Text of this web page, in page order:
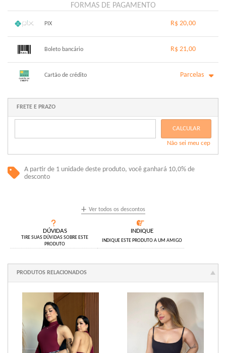
DÚVIDAS
TIRE SUAS DÚVIDAS SOBRE ESTE
PRODUTO
INDIQUE
INDIQUE ESTE PRODUTO A UM AMIGO
A partir de 1 unidade deste produto, você ganhará 10,0% de
desconto
+ Ver todos os descontos
FORMAS DE PAGAMENTO
PIX R$ 20,00
..
Boleto bancário R$ 21,00
..
Cartão de crédito Parcelas
.
.
FRETE E PRAZO
CALCULAR
Não sei meu cep
PRODUTOS RELACIONADOS